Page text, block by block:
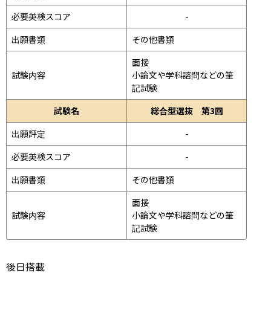
必要英検スコア
-
出願書類
その他書類
試験内容
面接
小論文や学科諮問などの筆
記試験
試験名
総合型選抜 第3回
出願評定
-
必要英検スコア
-
出願書類
その他書類
試験内容
面接
小論文や学科諮問などの筆
記試験
後日搭載